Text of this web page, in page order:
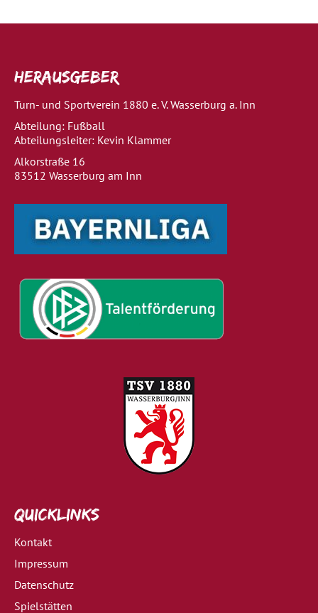
Herausgeber
Turn- und Sportverein 1880 e. V. Wasserburg a. Inn
Abteilung: Fußball
Abteilungsleiter: Kevin Klammer
Alkorstraße 16
83512 Wasserburg am Inn
Quicklinks
Kontakt
Impressum
Datenschutz
Spielstätten